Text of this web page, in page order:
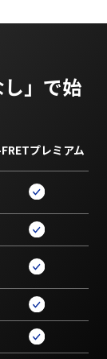
し」で始
プレミアム